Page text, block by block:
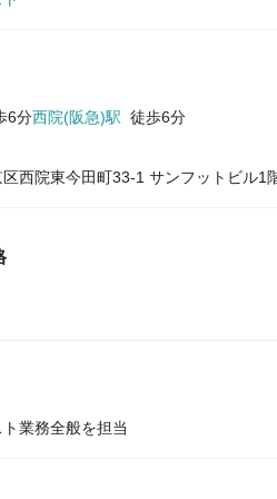
6分西院(阪急)駅 徒歩6分
西院東今田町33-1 サンフットビル1
業務全般を担当